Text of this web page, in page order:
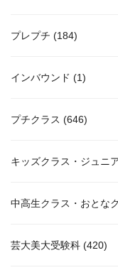
プレプチ (184)
インバウンド (1)
プチクラス (646)
キッズクラス・ジュニ
中高生クラス・おとな
芸大美大受験科 (420)